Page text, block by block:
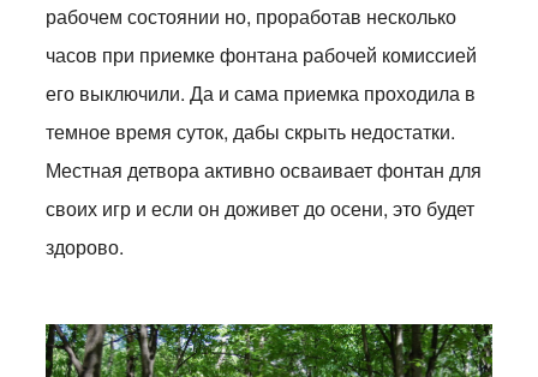
рабочем состоянии но, проработав несколько
часов при приемке фонтана рабочей комиссией
его выключили. Да и сама приемка проходила в
темное время суток, дабы скрыть недостатки.
Местная детвора активно осваивает фонтан для
своих игр и если он доживет до осени, это будет
здорово.